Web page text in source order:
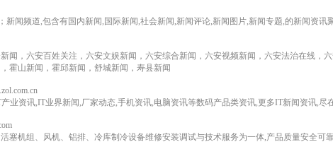
新闻频道,包含有国内新闻,国际新闻,社会新闻,新闻评论,新闻图片,新闻专题,的新闻资讯
闻，六安百姓关注，六安文娱新闻，六安综合新闻，六安视频新闻，六安法治在线，
霍山新闻，霍邱新闻，舒城新闻，寿县新闻
业资讯,IT业界新闻,厂家动态,手机资讯,电脑资讯等数码产品类资讯,更多IT新闻资讯,尽
塞机组、风机、铝排、冷库制冷设备维修安装调试与技术服务为一体,产品质量安全可